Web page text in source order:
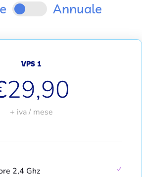
Annuale
VPS 1
29,90
+ iva / mese
2,4 Ghz